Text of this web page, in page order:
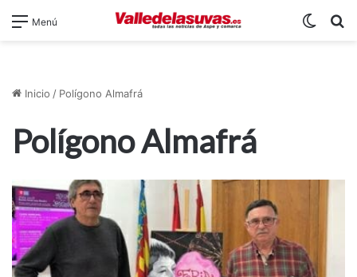
Menú
Inicio / Polígono Almafrá
Polígono Almafrá